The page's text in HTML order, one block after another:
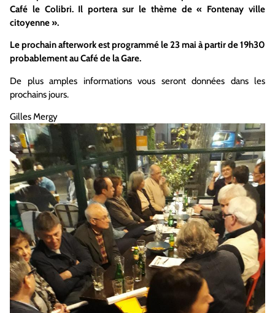
Café le Colibri. Il portera sur le thème de « Fontenay ville
citoyenne ».
Le prochain afterwork est programmé le 23 mai à partir de 19h30
probablement au Café de la Gare.
De plus amples informations vous seront données dans les
prochains jours.
Gilles Mergy